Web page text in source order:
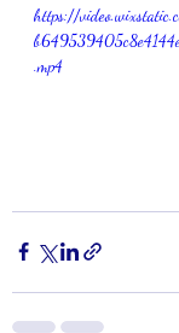
https://
.mp4